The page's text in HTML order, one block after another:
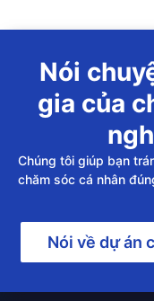
Nói
gia của
Chúng tôi giúp bạn
chăm sóc cá nhân
Nói về dự án